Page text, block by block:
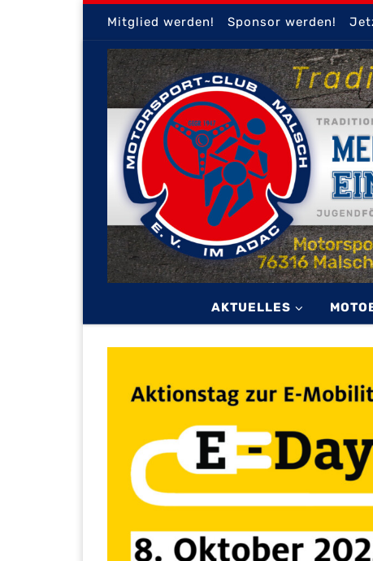
Zum Inhalt springenMitglied werden! Sponsor werden!
AKTUELLES